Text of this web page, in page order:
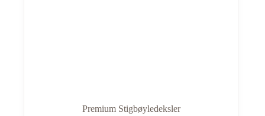
Premium Stigbøyledeksler